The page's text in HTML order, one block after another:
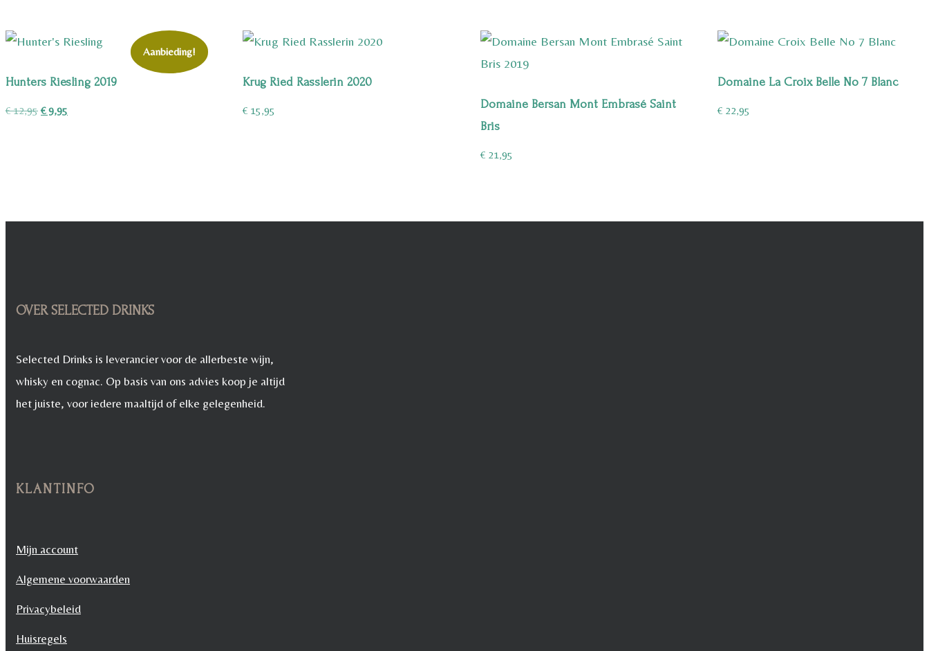
€ 45,00.€ 34,95.
Aanbieding!
Hunters Riesling 2019
€12,95 Oorspronkelijke
€9,95
Krug Ried Rasslerin 2020
€ 15,95
Domaine Bersan Mont Embrasé Saint
Bris
€21,95
Domaine La Croix Belle No 7 Blanc
€22,95
OVER SELECTED DRINKS
Selected Drinks is leverancier voor de allerbeste wijn,
whisky en cognac. Op basis van ons advies koop je altijd
het juiste, voor iedere maaltijd of elke gelegenheid.
KLANTINFO
Mijn account
Algemene voorwaarden
Privacybeleid
Huisregels